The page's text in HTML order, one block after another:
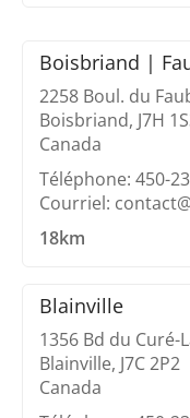
Boisbriand |
2258 Boul. du
Boisbriand, J7H
Canada
Téléphone: 450-
Courriel:
18km
Blainville
1356 Bd du Curé-
Blainville, J7C 2P2
Canada